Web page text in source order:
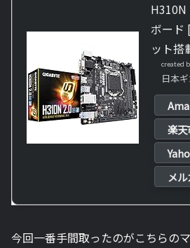
H310N
ボード
ット搭
created
日本
楽天
メル
今回一番手間取ったのがこちらの